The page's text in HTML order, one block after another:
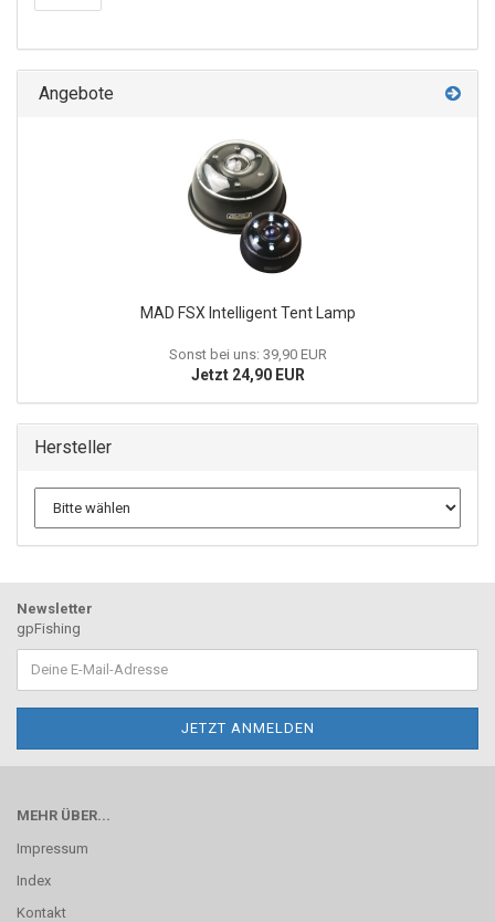
Angebote
MAD FSX Intelligent Tent Lamp
Sonst bei uns: 39,90 EUR
Jetzt 24,90 EUR
Hersteller
Newsletter
gpFishing
MEHR ÜBER...
Impressum
Index
Kontakt